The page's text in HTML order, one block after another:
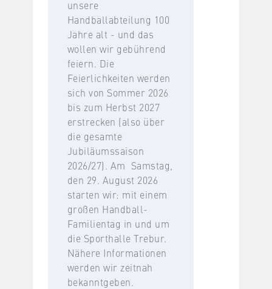
unsere
Handballabteilung 100
Jahre alt - und das
wollen wir gebührend
feiern. Die
Feierlichkeiten werden
sich von Sommer 2026
bis zum Herbst 2027
erstrecken (also über
die gesamte
Jubiläumssaison
2026/27). Am Samstag,
den 29. August 2026
starten wir: mit einem
großen Handball-
Familientag in und um
die Sporthalle Trebur.
Nähere Informationen
werden wir zeitnah
bekanntgeben.